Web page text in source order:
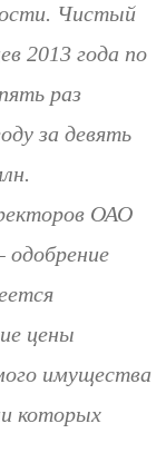
Чистый
2013 года по
раз
за девять
ОАО
одобрение
цены
имущества
которых